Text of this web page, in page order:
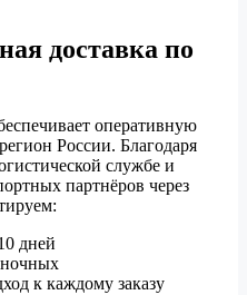
доставка по
оперативную
России. Благодаря
службе и
партнёров через
дней
к каждому заказу